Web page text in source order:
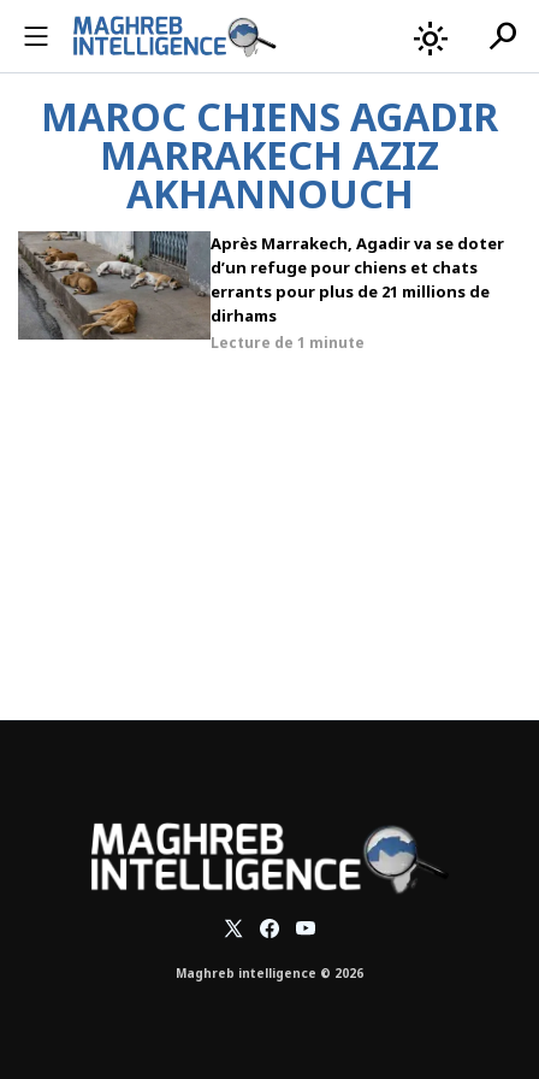
light_mode search
MAROC CHIENS AGADIR
MARRAKECH AZIZ
AKHANNOUCH
Après Marrakech, Agadir va se doter
d’un refuge pour chiens et chats
errants pour plus de 21 millions de
dirhams
Lecture de 1 minute
Maghreb intelligence © 2026